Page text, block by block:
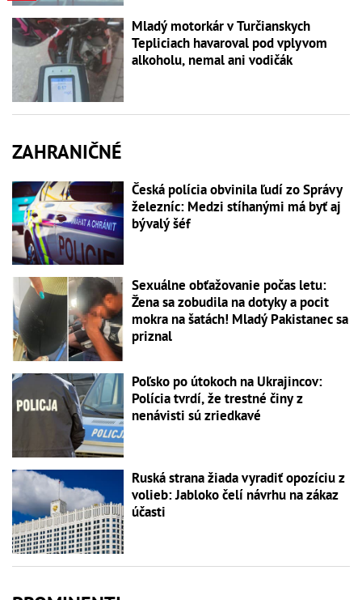
Mladý motorkár v Turčianskych
Tepliciach havaroval pod vplyvom
alkoholu, nemal ani vodičák
ZAHRANIČNÉ
Česká polícia obvinila ľudí zo Správy
železníc: Medzi stíhanými má byť aj
bývalý šéf
Sexuálne obťažovanie počas letu:
Žena sa zobudila na dotyky a pocit
mokra na šatách! Mladý Pakistanec sa
priznal
Poľsko po útokoch na Ukrajincov:
Polícia tvrdí, že trestné činy z
nenávisti sú zriedkavé
Ruská strana žiada vyradiť opozíciu z
volieb: Jabloko čelí návrhu na zákaz
účasti